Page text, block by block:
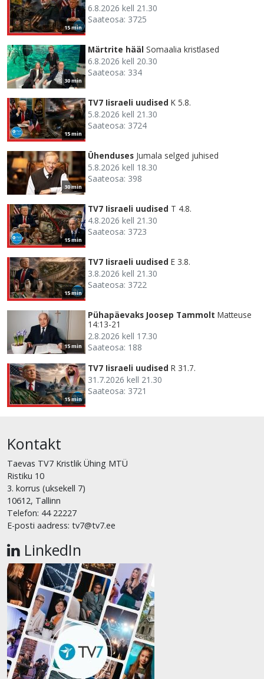
15 min
6.8.2026 kell 21.30
Saateosa: 3725
30 min
Märtrite hääl Somaalia kristlased
6.8.2026 kell 20.30
Saateosa: 334
15 min
TV7 Iisraeli uudised K 5.8.
5.8.2026 kell 21.30
Saateosa: 3724
30 min
Ühenduses Jumala selged juhised
5.8.2026 kell 18.30
Saateosa: 398
15 min
TV7 Iisraeli uudised T 4.8.
4.8.2026 kell 21.30
Saateosa: 3723
15 min
TV7 Iisraeli uudised E 3.8.
3.8.2026 kell 21.30
Saateosa: 3722
15 min
Pühapäevaks Joosep Tammolt Matteuse
14:13-21
2.8.2026 kell 17.30
Saateosa: 188
15 min
TV7 Iisraeli uudised R 31.7.
31.7.2026 kell 21.30
Saateosa: 3721
Kontakt
Taevas TV7 Kristlik Ühing MTÜ
Ristiku 10
3. korrus (uksekell 7)
10612, Tallinn
Telefon: 44 22227
E-posti aadress: tv7@tv7.ee
LinkedIn